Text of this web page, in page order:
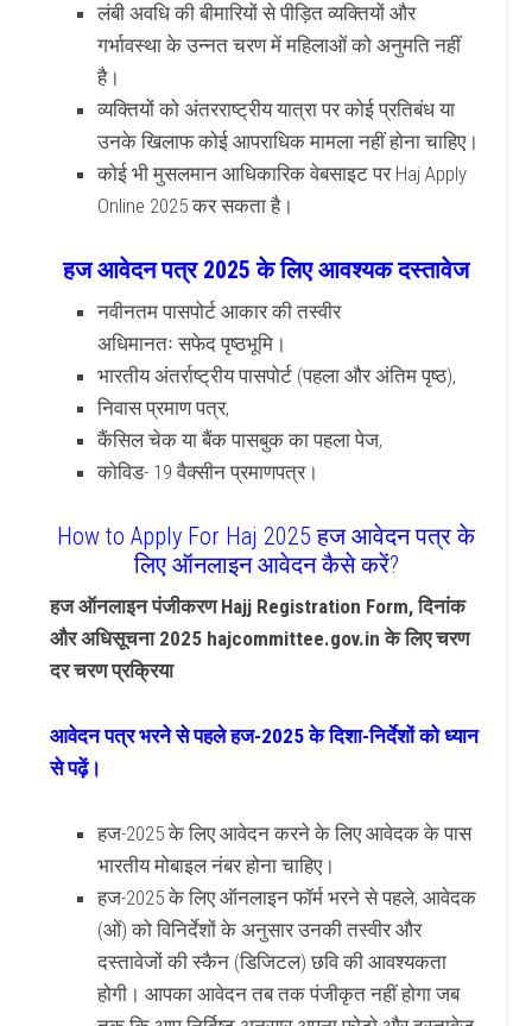
लंबी अवधि की बीमारियों से पीड़ित व्यक्तियों और
गर्भावस्था के उन्नत चरण में महिलाओं को अनुमति नहीं
है।
व्यक्तियों को अंतरराष्ट्रीय यात्रा पर कोई प्रतिबंध या
उनके खिलाफ कोई आपराधिक मामला नहीं होना चाहिए।
कोई भी मुसलमान आधिकारिक वेबसाइट पर Haj Apply
Online 2025 कर सकता है।
हज आवेदन पत्र 2025 के लिए आवश्यक दस्तावेज
नवीनतम पासपोर्ट आकार की तस्वीर
अधिमानतः सफेद पृष्ठभूमि।
भारतीय अंतर्राष्ट्रीय पासपोर्ट (पहला और अंतिम पृष्ठ),
निवास प्रमाण पत्र,
कैंसिल चेक या बैंक पासबुक का पहला पेज,
कोविड- 19 वैक्सीन प्रमाणपत्र।
How to Apply For Haj 2025 हज आवेदन पत्र के
लिए ऑनलाइन आवेदन कैसे करें?
हज ऑनलाइन पंजीकरण Hajj Registration Form, दिनांक
और अधिसूचना 2025 hajcommittee.gov.in के लिए चरण
दर चरण प्रक्रिया
आवेदन पत्र भरने से पहले हज-2025 के दिशा-निर्देशों को ध्यान
से पढ़ें।
हज-2025 के लिए आवेदन करने के लिए आवेदक के पास
भारतीय मोबाइल नंबर होना चाहिए।
हज-2025 के लिए ऑनलाइन फॉर्म भरने से पहले, आवेदक
(ओं) को विनिर्देशों के अनुसार उनकी तस्वीर और
दस्तावेजों की स्कैन (डिजिटल) छवि की आवश्यकता
होगी। आपका आवेदन तब तक पंजीकृत नहीं होगा जब